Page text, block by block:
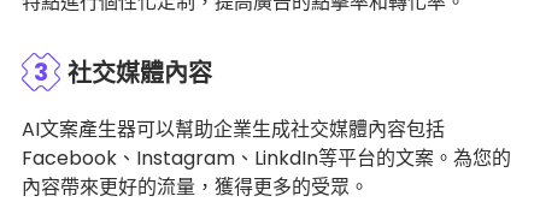
3 社交媒體內容
AI文案產生器可以幫助企業生成社交媒體內容包括
Facebook、Instagram、LinkdIn等平台的文案。為您的
內容帶來更好的流量，獲得更多的受眾。